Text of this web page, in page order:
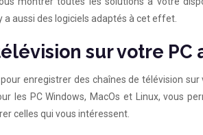
a aussi des logiciels adaptés à cet effet.
sur votre PC
enregistrer des chaînes de télévision sur
les PC Windows, MacOs et Linux, vous
celles qui vous intéressent.